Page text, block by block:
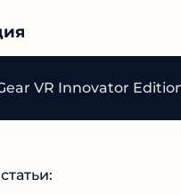
VR Innovator